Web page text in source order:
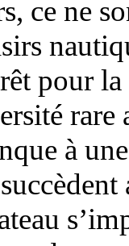
ce ne
pour
à